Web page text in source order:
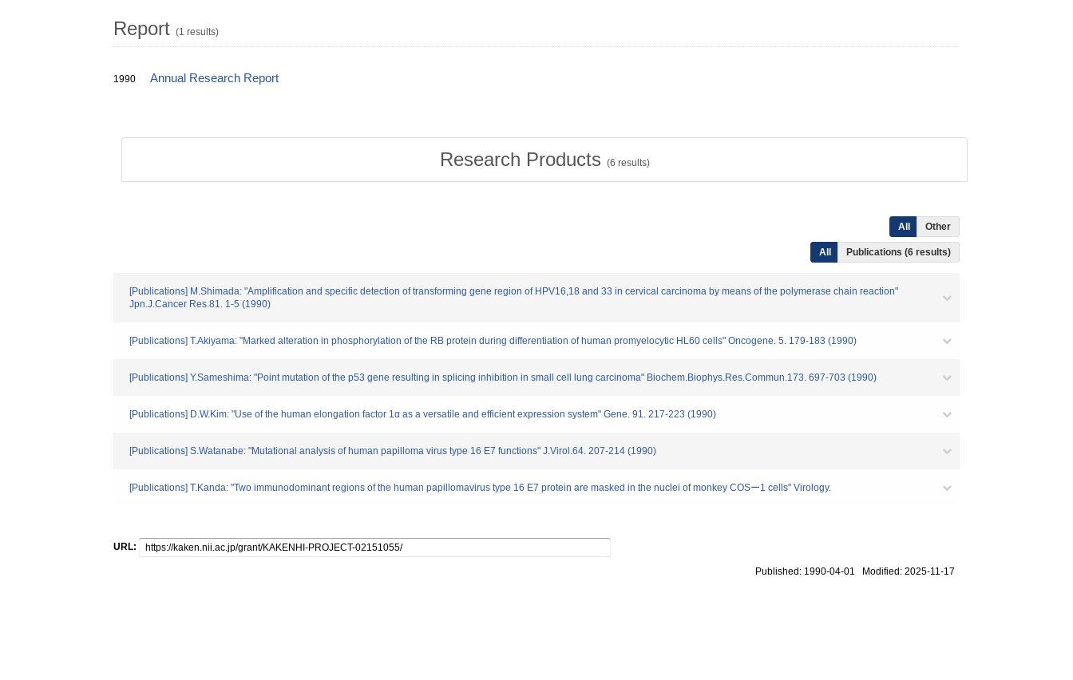
Report (1 results)
1990 Annual Research Report
Research Products (6 results)
All Other
All Publications (6 results)
[Publications] M.Shimada: "Amplification and specific detection of transforming gene region of HPV16,18 and 33 in cervical carcinoma by means of the polymerase chain reaction"
Jpn.J.Cancer Res.81. 1-5 (1990)
[Publications] T.Akiyama: "Marked alteration in phosphorylation of the RB protein during differentiation of human promyelocytic HL60 cells" Oncogene. 5. 179-183 (1990)
[Publications] Y.Sameshima: "Point mutation of the p53 gene resulting in splicing inhibition in small cell lung carcinoma" Biochem.Biophys.Res.Commun.173. 697-703 (1990)
[Publications] D.W.Kim: "Use of the human elongation factor 1α as a versatile and efficient expression system" Gene. 91. 217-223 (1990)
[Publications] S.Watanabe: "Mutational analysis of human papilloma virus type 16 E7 functions" J.Virol.64. 207-214 (1990)
[Publications] T.Kanda: "Two immunodominant regions of the human papillomavirus type 16 E7 protein are masked in the nuclei of monkey COSー1 cells" Virology.
URL:
Published: 1990-04-01 Modified: 2025-11-17